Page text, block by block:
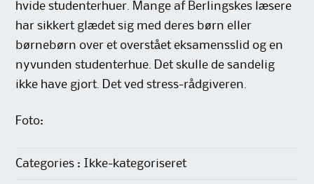
hvide studenterhuer. Mange af Berlingskes læsere
har sikkert glædet sig med deres børn eller
børnebørn over et overstået eksamensslid og en
nyvunden studenterhue. Det skulle de sandelig
ikke have gjort. Det ved stress-rådgiveren.
Foto:
Categories : Ikke-kategoriseret